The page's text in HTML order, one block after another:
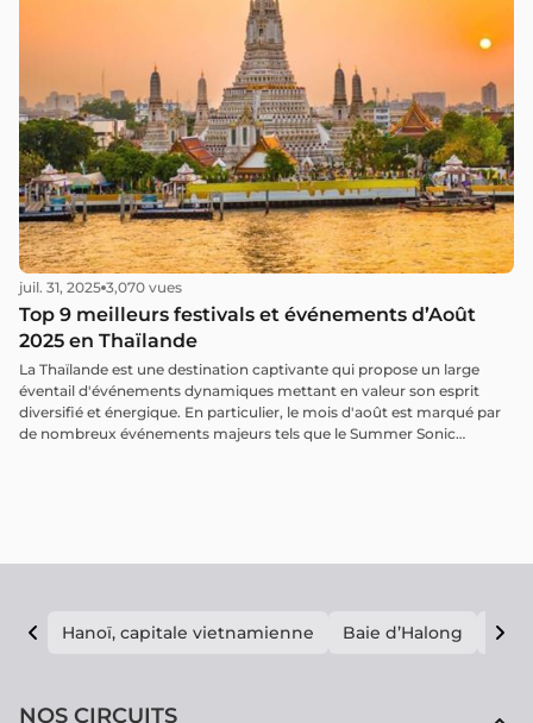
juil. 31, 2025 3,070 vues
Top 9 meilleurs festivals et événements d’Août
2025 en Thaïlande
La Thaïlande est une destination captivante qui propose un large
éventail d'événements dynamiques mettant en valeur son esprit
diversifié et énergique. En particulier, le mois d'août est marqué par
de nombreux événements majeurs tels que le Summer Sonic
Hanoï, capitale vietnamienne Baie d’Halong E
NOS CIRCUITS